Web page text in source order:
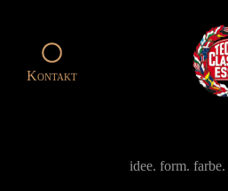
Kontakt
idee. form. farbe.